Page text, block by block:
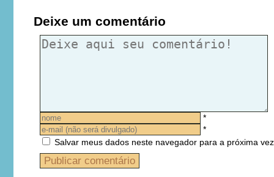
Deixe um comentário
*
*
Salvar meus dados neste navegador para a próxima